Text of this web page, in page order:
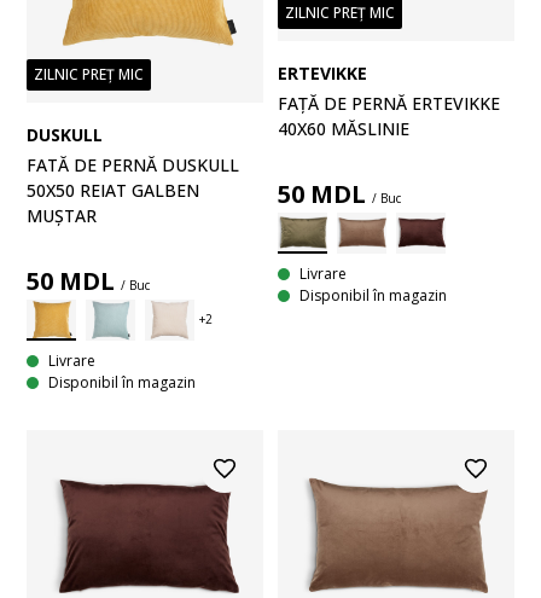
ZILNIC PREȚ MIC
DUSKULL
FATĂ DE PERNĂ DUSKULL
50X50 REIAT GALBEN
MUȘTAR
50 MDL / Buc
Livrare
Disponibil în magazin
ZILNIC PREȚ MIC
ERTEVIKKE
FAȚĂ DE PERNĂ ERTEVIKKE
40X60 MĂSLINIE
50 MDL / Buc
Livrare
Disponibil în magazin